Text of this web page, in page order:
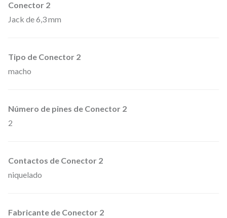
a
J
c
k
.
m
n
Conector 2
Jack de 6,3 mm
Tipo de Conector 2
macho
Número de pines de Conector 2
2
Contactos de Conector 2
niquelado
Fabricante de Conector 2